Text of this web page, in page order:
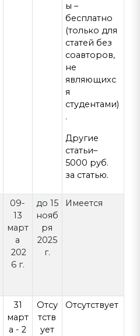
ы –
бесплатно
(только для
статей без
соавторов,
не
являющихс
я
студентами)
.
Другие
статьи–
5000 руб.
за статью.
09-
13
март
а
202
6 г.
до 15
нояб
ря
2025
г.
Имеется
31
март
а - 2
Отсу
тств
ует
Отсутствует